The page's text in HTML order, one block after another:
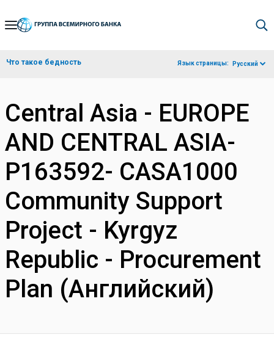
Skip
Navigation
Что такое бедность Язык страницы: Русский
Central Asia - EUROPE
AND CENTRAL ASIA-
P163592- CASA1000
Community Support
Project - Kyrgyz
Republic - Procurement
Plan (Английский)